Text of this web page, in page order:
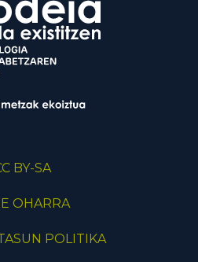
BY-SA
OHARRA
POLITIKA